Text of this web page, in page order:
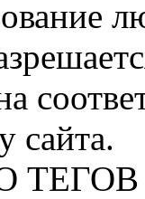
сайта.
ТЕГОВ